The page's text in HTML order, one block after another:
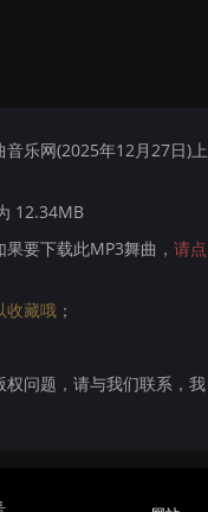
乐网(2025年12月27日)上
12.34MB
要下载此MP3舞曲， 请点
收藏哦 ；
问题，请与我们联系，我